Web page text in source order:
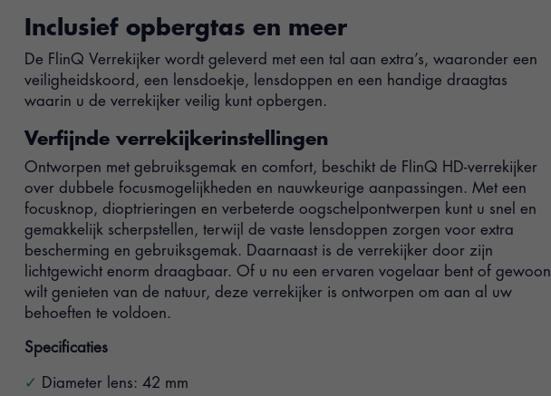
Inclusief opbergtas en meer
De FlinQ Verrekijker wordt geleverd met een tal aan extra’s, waaronder een
veiligheidskoord, een lensdoekje, lensdoppen en een handige draagtas
waarin u de verrekijker veilig kunt opbergen.
Verfijnde verrekijkerinstellingen
Ontworpen met gebruiksgemak en comfort, beschikt de FlinQ HD-verrekijker
over dubbele focusmogelijkheden en nauwkeurige aanpassingen. Met een
focusknop, dioptrieringen en verbeterde oogschelpontwerpen kunt u snel en
gemakkelijk scherpstellen, terwijl de vaste lensdoppen zorgen voor extra
bescherming en gebruiksgemak. Daarnaast is de verrekijker door zijn
lichtgewicht enorm draagbaar. Of u nu een ervaren vogelaar bent of gewoon
wilt genieten van de natuur, deze verrekijker is ontworpen om aan al uw
behoeften te voldoen.
Specificaties
Diameter lens: 42 mm